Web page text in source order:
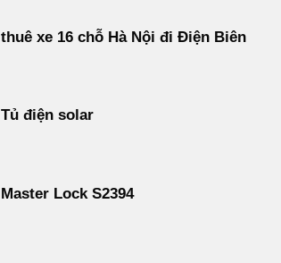
thuê xe 16 chỗ Hà Nội đi Điện Biên
Tủ điện solar
Master Lock S2394